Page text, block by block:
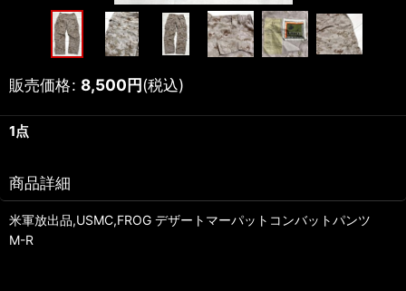
販売価格: 8,500円(税込)
1点
商品詳細
米軍放出品,USMC,FROG デザートマーパットコンバットパンツ
M-R